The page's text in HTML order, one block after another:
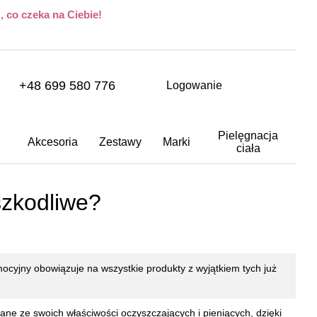
co czeka na Ciebie!
+48 699 580 776 Logowanie
Akcesoria Zestawy Marki
Pielęgnacja
ciała
obowiązuje na wszystkie produkty z wyjątkiem tych już
ze swoich właściwości oczyszczających i pieniących, dzięki